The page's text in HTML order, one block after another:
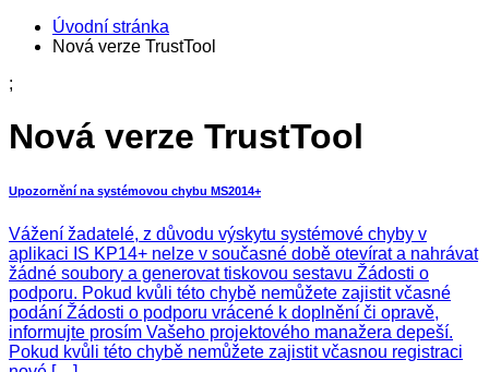
Úvodní stránka
Nová verze TrustTool
;
Nová verze TrustTool
Upozornění na systémovou chybu MS2014+
Vážení žadatelé, z důvodu výskytu systémové chyby v
aplikaci IS KP14+ nelze v současné době otevírat a nahrávat
žádné soubory a generovat tiskovou sestavu Žádosti o
podporu. Pokud kvůli této chybě nemůžete zajistit včasné
podání Žádosti o podporu vrácené k doplnění či opravě,
informujte prosím Vašeho projektového manažera depeší.
Pokud kvůli této chybě nemůžete zajistit včasnou registraci